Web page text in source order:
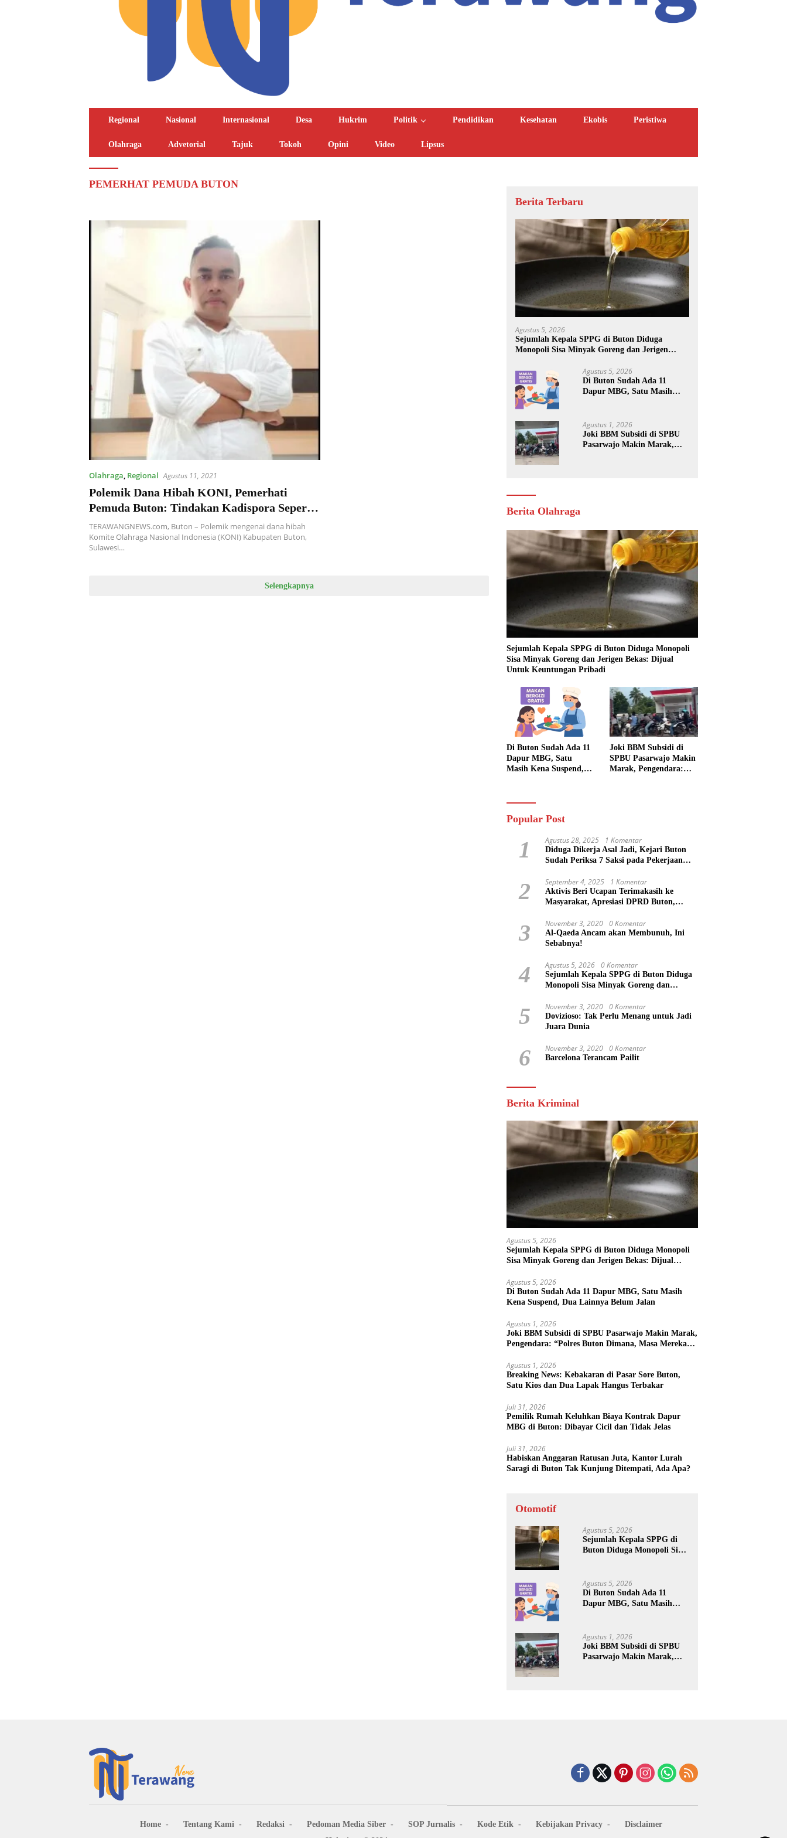
Regional Nasional Internasional Desa Hukrim Politik Pendidikan Kesehatan Ekobis Peristiwa
Olahraga Advetorial Tajuk Tokoh Opini Video Lipsus
PEMERHAT PEMUDA BUTON
Olahraga, Regional Agustus 11, 2021
Polemik Dana Hibah KONI, Pemerhati
Pemuda Buton: Tindakan Kadispora Seperti
Anak TK
TERAWANGNEWS.com, Buton – Polemik mengenai dana hibah
Komite Olahraga Nasional Indonesia (KONI) Kabupaten Buton,
Sulawesi…
Selengkapnya
Berita Terbaru
Agustus 5, 2026
Sejumlah Kepala SPPG di Buton Diduga
Monopoli Sisa Minyak Goreng dan Jerigen
Agustus 5, 2026
Di Buton Sudah Ada 11
Dapur MBG, Satu Masih
Agustus 1, 2026
Joki BBM Subsidi di SPBU
Pasarwajo Makin Marak,
Berita Olahraga
Sejumlah Kepala SPPG di Buton Diduga Monopoli
Sisa Minyak Goreng dan Jerigen Bekas: Dijual
Untuk Keuntungan Pribadi
Di Buton Sudah Ada 11
Dapur MBG, Satu
Masih Kena Suspend,
Joki BBM Subsidi di
SPBU Pasarwajo Makin
Marak, Pengendara:
Popular Post
1 Agustus 28, 2025 1 Komentar
Diduga Dikerja Asal Jadi, Kejari Buton
Sudah Periksa 7 Saksi pada Pekerjaan
Capai Rp 100 Juta Lebih
2 September 4, 2025 1 Komentar
Aktivis Beri Ucapan Terimakasih ke
Masyarakat, Apresiasi DPRD Buton,
3 November 3, 2020 0 Komentar
Al-Qaeda Ancam akan Membunuh, Ini
Sebabnya!
4 Agustus 5, 2026 0 Komentar
Sejumlah Kepala SPPG di Buton Diduga
Monopoli Sisa Minyak Goreng dan
Pribadi
5 November 3, 2020 0 Komentar
Dovizioso: Tak Perlu Menang untuk Jadi
Juara Dunia
6 November 3, 2020 0 Komentar
Barcelona Terancam Pailit
Berita Kriminal
Agustus 5, 2026
Sejumlah Kepala SPPG di Buton Diduga Monopoli
Sisa Minyak Goreng dan Jerigen Bekas: Dijual
Agustus 5, 2026
Di Buton Sudah Ada 11 Dapur MBG, Satu Masih
Kena Suspend, Dua Lainnya Belum Jalan
Agustus 1, 2026
Joki BBM Subsidi di SPBU Pasarwajo Makin Marak,
Pengendara: “Polres Buton Dimana, Masa Mereka
Agustus 1, 2026
Breaking News: Kebakaran di Pasar Sore Buton,
Satu Kios dan Dua Lapak Hangus Terbakar
Juli 31, 2026
Pemilik Rumah Keluhkan Biaya Kontrak Dapur
MBG di Buton: Dibayar Cicil dan Tidak Jelas
Juli 31, 2026
Habiskan Anggaran Ratusan Juta, Kantor Lurah
Saragi di Buton Tak Kunjung Ditempati, Ada Apa?
Otomotif
Agustus 5, 2026
Sejumlah Kepala SPPG di
Buton Diduga Monopoli Sisa
Keuntungan Pribadi
Agustus 5, 2026
Di Buton Sudah Ada 11
Dapur MBG, Satu Masih
Agustus 1, 2026
Joki BBM Subsidi di SPBU
Pasarwajo Makin Marak,
Home Tentang Kami Redaksi Pedoman Media Siber SOP Jurnalis Kode Etik Kebijakan Privacy
Disclaimer